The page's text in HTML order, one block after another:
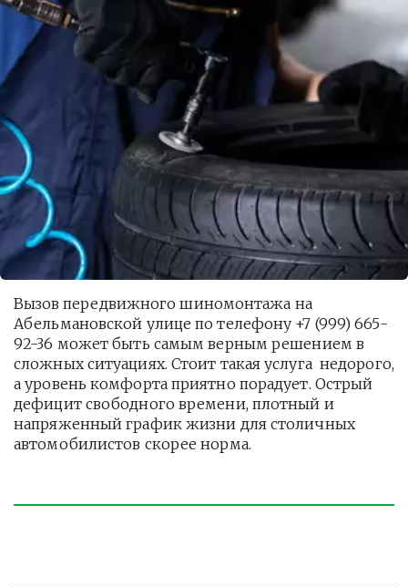
Вызов передвижного шиномонтажа на
Абельмановской улице по телефону +7 (999) 665-
92-36 может быть самым верным решением в
сложных ситуациях. Стоит такая услуга  недорого,
а уровень комфорта приятно порадует. Острый
дефицит свободного времени, плотный и
напряженный график жизни для столичных
автомобилистов скорее норма.